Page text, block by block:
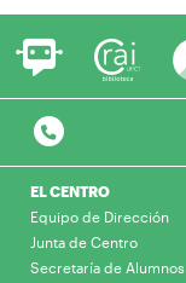
EL CENTRO
Equipo de Dirección
Junta de Centro
Secretaría de Alumnos